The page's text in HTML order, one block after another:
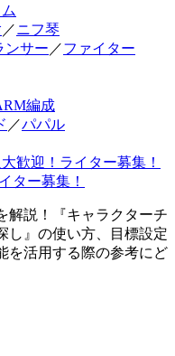
／ニフ琴
ンサー ／ファイター
編成
／パパル
歓迎！ライター募集！
ター募集！
解説！『キャラクターチ
し』の使い方、目標設定
を活用する際の参考にど